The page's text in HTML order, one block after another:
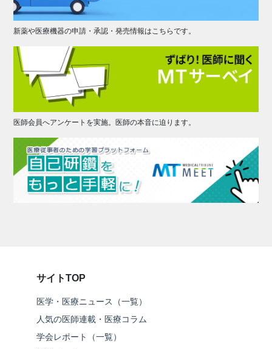
新薬や医療機器の申請・承認・発売情報はこちらです。
医師会員へアンケートを実施。医師の本音に迫ります。
サイトTOP
医学・医療ニュース（一覧）
人気の医師連載・医療コラム
学会レポート（一覧）